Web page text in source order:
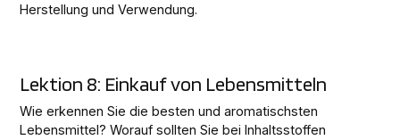
Herstellung und Verwendung.
Lektion 8: Einkauf von Lebensmitteln
Wie erkennen Sie die besten und aromatischsten
Lebensmittel? Worauf sollten Sie bei Inhaltsstoffen